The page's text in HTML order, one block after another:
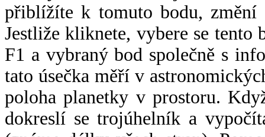
přiblížíte k tomuto bodu,
Jestliže kliknete, vybere se tento
F1 a vybraný bod společně s
tato úsečka měří v
poloha planetky v prostoru.
dokreslí se trojúhelník a